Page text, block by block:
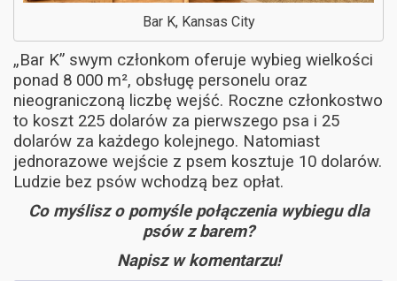
Bar K, Kansas City
„Bar K” swym członkom oferuje wybieg wielkości
ponad 8 000 m², obsługę personelu oraz
nieograniczoną liczbę wejść. Roczne członkostwo
to koszt 225 dolarów za pierwszego psa i 25
dolarów za każdego kolejnego. Natomiast
jednorazowe wejście z psem kosztuje 10 dolarów.
Ludzie bez psów wchodzą bez opłat.
Co myślisz o pomyśle połączenia wybiegu dla
psów z barem?
Napisz w komentarzu!